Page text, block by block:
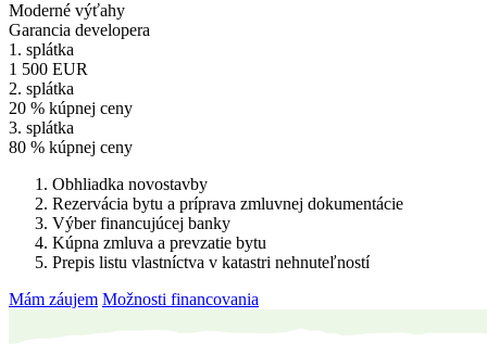
Moderné výťahy
Garancia developera
1. splátka
1 500 EUR
2. splátka
20 % kúpnej ceny
3. splátka
80 % kúpnej ceny
Obhliadka novostavby
Rezervácia bytu a príprava zmluvnej dokumentácie
Výber financujúcej banky
Kúpna zmluva a prevzatie bytu
Prepis listu vlastníctva v katastri nehnuteľností
Mám záujem Možnosti financovania